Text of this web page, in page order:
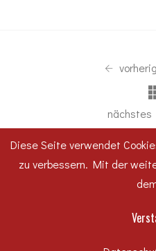
nächstes
Diese Seite verwendet
zu verbessern. Mit der